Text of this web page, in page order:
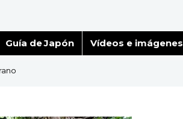
Guía de Japón Vídeos e imágenes